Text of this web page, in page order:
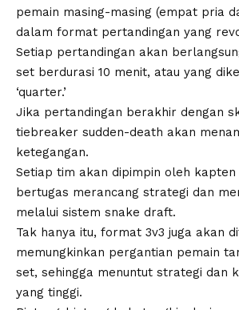
pemain masing-masing (empat pria
dalam format pertandingan yang
Setiap pertandingan akan
set berdurasi 10 menit, atau yang
‘quarter.’
Jika pertandingan berakhir dengan
tiebreaker sudden-death akan
ketegangan.
Setiap tim akan dipimpin oleh
bertugas merancang strategi dan
melalui sistem snake draft.
Tak hanya itu, format 3v3 juga akan
memungkinkan pergantian pemain
set, sehingga menuntut strategi dan
yang tinggi.